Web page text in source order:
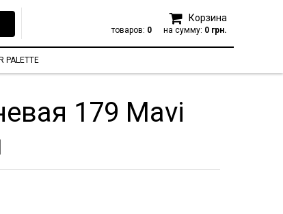
Корзина
товаров: 0 на сумму: 0 грн.
PALETTE
179 Mavi